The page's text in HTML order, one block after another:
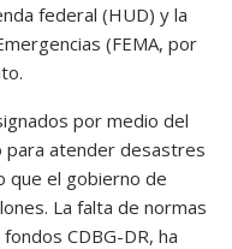
federal (HUD) y la
(FEMA, por
por medio del
para atender desastres
que el gobierno de
La falta de normas
CDBG-DR, ha